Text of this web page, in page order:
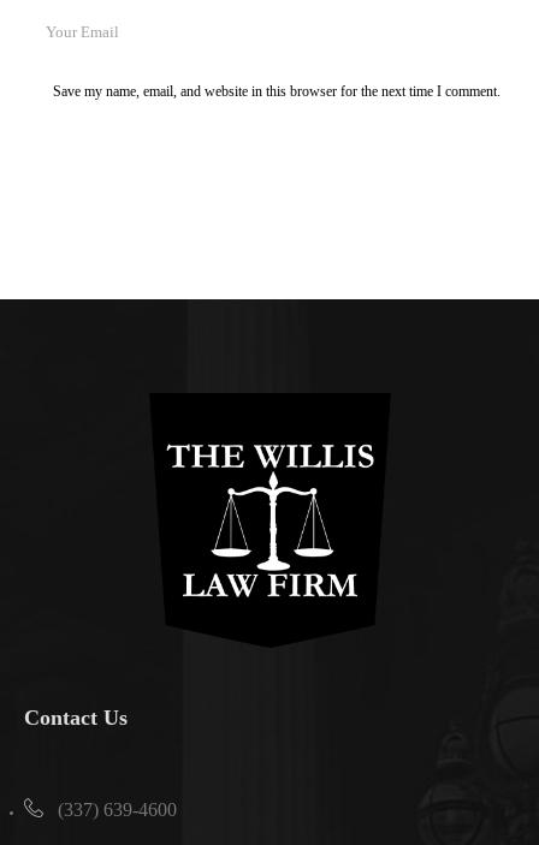
Save my name, email, and website in this browser for the next time I comment.
Contact Us
(337) 639-4600